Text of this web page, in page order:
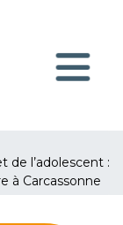
principale
de l’adolescent :
à Carcassonne